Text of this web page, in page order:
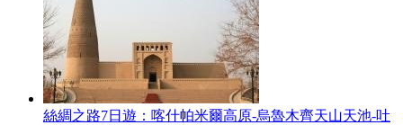
絲綢之路7日遊：喀什帕米爾高原-烏魯木齊天山天池-吐